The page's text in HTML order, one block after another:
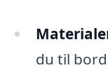
du til